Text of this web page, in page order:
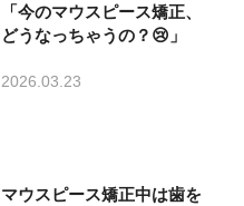
「今のマウスピース矯正、
どうなっちゃうの？😢」
2026.03.23
マウスピース矯正中は歯を